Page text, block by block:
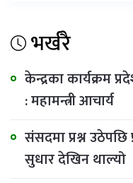
भर्खरै
केन्द्रका कार्यक्रम
: महामन्त्री आचार्य
संसदमा प्रश्न उठेपछि
सुधार देखिन थाल्यो